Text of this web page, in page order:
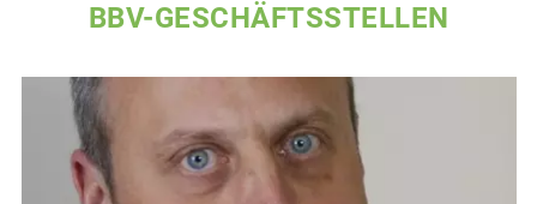
BBV-GESCHÄFTSSTELLEN